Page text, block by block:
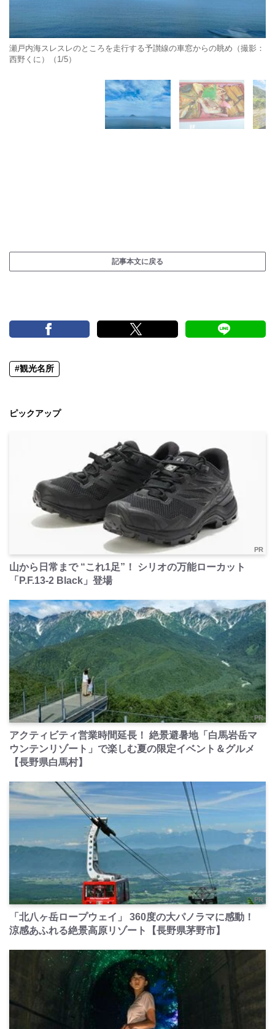
瀬戸内海スレスレのところを走行する予讃線の車窓からの眺め（撮影：
西野くに）（1/5）
記事本文に戻る
#観光名所
ピックアップ
PR
山から日常まで “これ1足”！ シリオの万能ローカット
「P.F.13-2 Black」登場
PR
アクティビティ営業時間延長！ 絶景避暑地「白馬岩岳マ
ウンテンリゾート」で楽しむ夏の限定イベント＆グルメ
【長野県白馬村】
PR
「北八ヶ岳ロープウェイ」 360度の大パノラマに感動！
涼感あふれる絶景高原リゾート【長野県茅野市】